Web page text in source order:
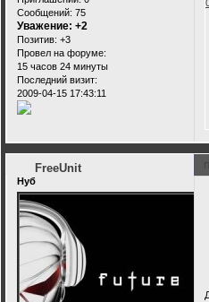
Сообщений: 75
Уважение: +2
Позитив: +3
Провел на форуме:
15 часов 24 минуты
Последний визит:
2009-04-15 17:43:11
FreeUnit
Нуб